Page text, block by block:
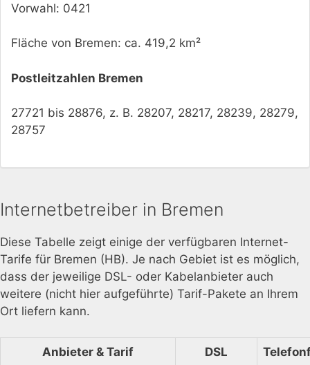
Vorwahl: 0421
Fläche von Bremen: ca. 419,2 km²
Postleitzahlen Bremen
27721 bis 28876, z. B. 28207, 28217, 28239, 28279,
28757
Internetbetreiber in Bremen
Diese Tabelle zeigt einige der verfügbaren Internet-
Tarife für Bremen (HB). Je nach Gebiet ist es möglich,
dass der jeweilige DSL- oder Kabelanbieter auch
weitere (nicht hier aufgeführte) Tarif-Pakete an Ihrem
Ort liefern kann.
Anbieter & Tarif DSL